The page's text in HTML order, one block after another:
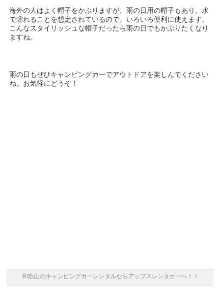
海外の人はよく帽子をかぶりますが、雨の日用の帽子もあり、水
で濡れることを想定されているので、いろいろ便利に使えます。
こんなスタイリッシュな帽子だったら雨の日でもかぶりたくなり
ますね。
雨の日もぜひキャンピングカーでアウトドアを楽しんでください
ね。お気軽にどうぞ！
和歌山のキャンピングカーレンタルならアップスレンタカーへ！！